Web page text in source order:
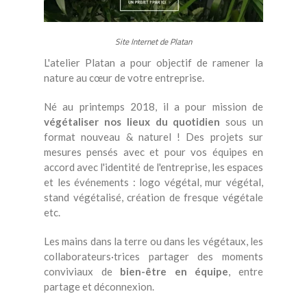
Site Internet de Platan
L'atelier Platan a pour objectif de ramener la
nature au cœur de votre entreprise.
Né au printemps 2018, il a pour mission de
végétaliser nos lieux du quotidien sous un
format nouveau & naturel ! Des projets sur
mesures pensés avec et pour vos équipes en
accord avec l'identité de l'entreprise, les espaces
et les événements : logo végétal, mur végétal,
stand végétalisé, création de fresque végétale
etc.
Les mains dans la terre ou dans les végétaux, les
collaborateurs·trices partager des moments
conviviaux de bien-être en équipe, entre
partage et déconnexion.